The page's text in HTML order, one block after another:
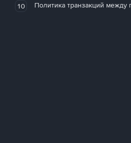
10 Политика транзакций между